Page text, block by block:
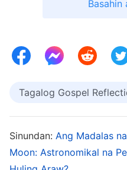
ng Panginoon.
patiwarik para sa
mula sa lahat ng ito
tunay na pagkaunawa
niya ang isang totoong
Basahin
Tagalog Gospel
Sinundan: Ang Madalas
Moon: Astronomikal na